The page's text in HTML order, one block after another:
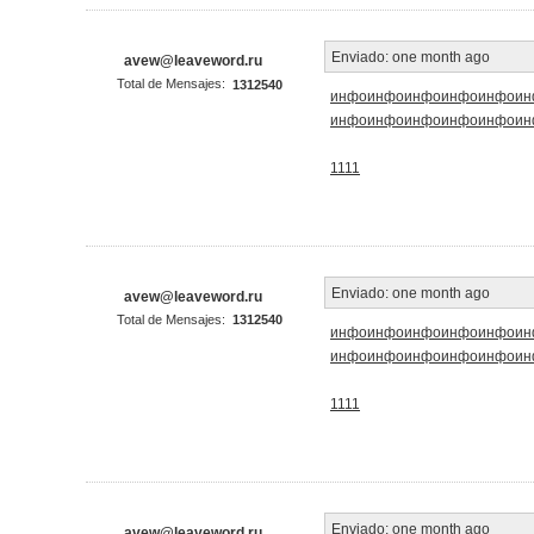
avew@leaveword.ru
Total de Mensajes: 1312540
Enviado: one month ago
инфоинфоинфоинфоинфо
инфоинфоинфоинфоинфо
1111
avew@leaveword.ru
Total de Mensajes: 1312540
Enviado: one month ago
инфоинфоинфоинфоинфо
инфоинфоинфоинфоинфо
1111
Enviado: one month ago